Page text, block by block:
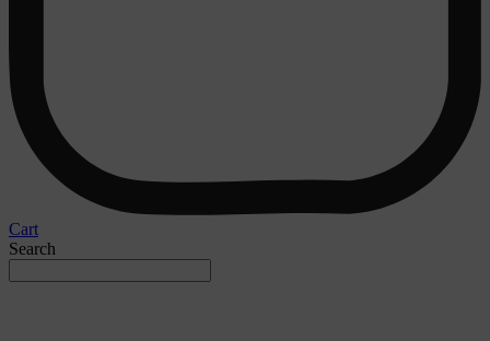
Cart
Search